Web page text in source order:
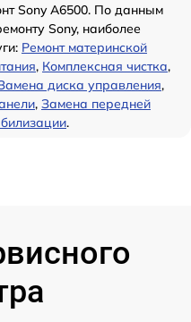
Sony A6500. По данным
Sony, наиболее
Ремонт материнской
, Комплексная чистка,
диска управления,
, Замена передней
.